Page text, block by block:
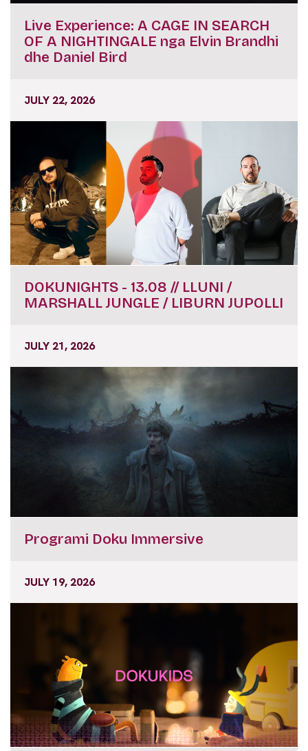
Live Experience: A CAGE IN SEARCH
OF A NIGHTINGALE nga Elvin Brandhi
dhe Daniel Bird
JULY 22, 2026
DOKUNIGHTS - 13.08 // LLUNI /
MARSHALL JUNGLE / LIBURN JUPOLLI
JULY 21, 2026
Programi Doku Immersive
JULY 19, 2026